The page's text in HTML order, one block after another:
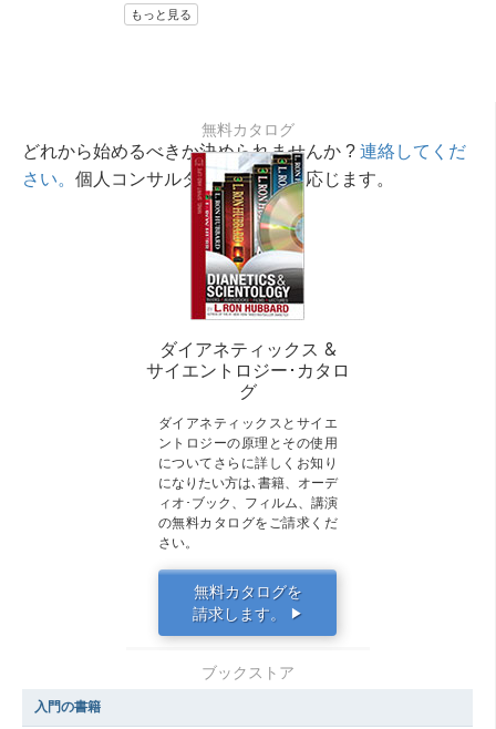
もっと見る
どれから始めるべきか決められませんか ? 連絡してくだ
さい。 個人コンサルタントが相談に応じます。
無料カタログ
ダイアネティックス &
サイエントロジー･カタロ
グ
ダイアネティックスとサイエ
ントロジーの原理とその使用
についてさらに詳しくお知り
になりたい方は､書籍、オーデ
ィオ･ブック、フィルム、講演
の無料カタログをご請求くだ
さい。
無料カタログを
請求します。
▶
ブックストア
入門の書籍